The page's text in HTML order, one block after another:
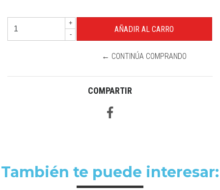
+
-
← CONTINÚA COMPRANDO
COMPARTIR
También te puede interesar: